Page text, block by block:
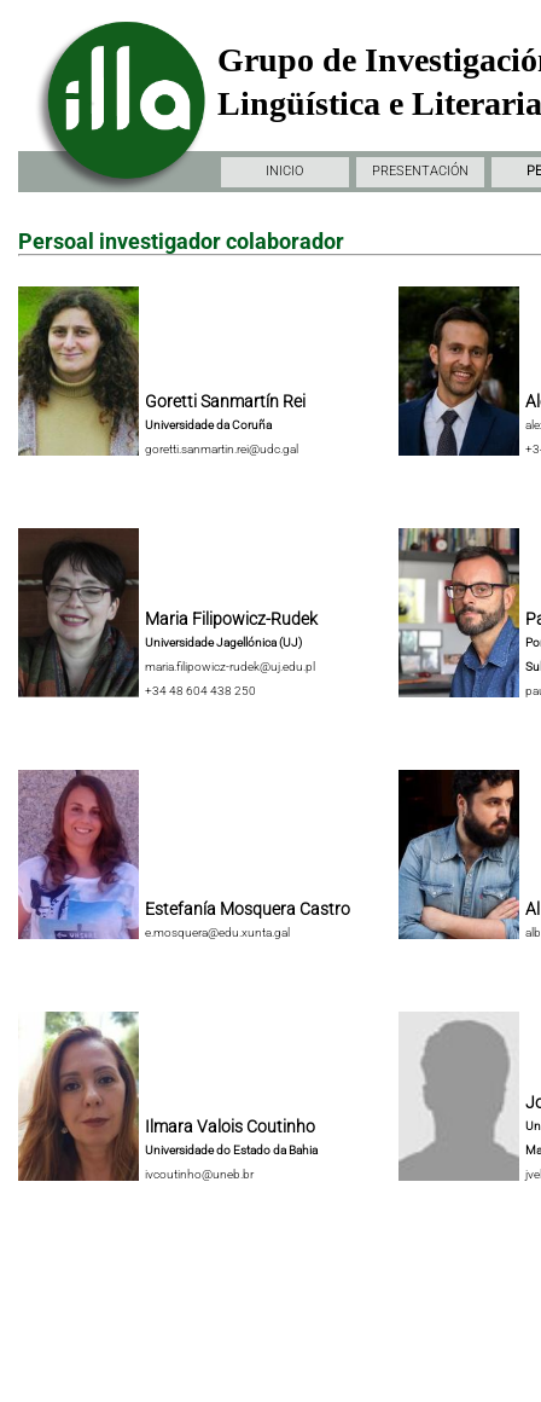
Grupo de
Lingüística e
INICIO PRESENTACIÓN
Persoal investigador colaborador
Goretti Sanmartín Rei
Universidade da Coruña
goretti.sanmartin.rei@udc.gal
Maria Filipowicz-Rudek
Universidade Jagellónica (UJ)
maria.filipowicz-rudek@uj.edu.pl
+34 48 604 438 250
Sul
Estefanía Mosquera Castro
e.mosquera@edu.xunta.gal
Ilmara Valois Coutinho
Universidade do Estado da Bahia
ivcoutinho@uneb.br